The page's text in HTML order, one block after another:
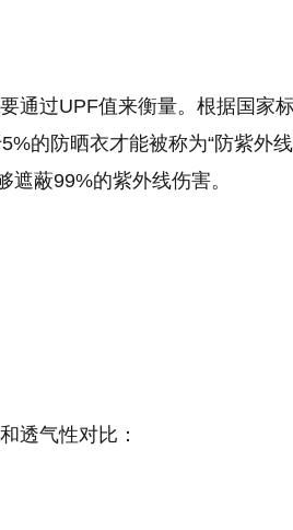
通过UPF值来衡量‌。根据国家
的防晒衣才能被称为“防紫外
遮蔽99%的紫外线伤害‌。
透气性对比‌：